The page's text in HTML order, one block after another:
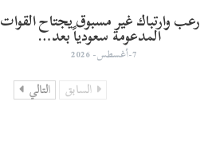
رعب وارتباك غير مسبوق يجتاح القوات
المدعومة سعودياً بعد…
7-أغسطس- 2026
السابق التالي